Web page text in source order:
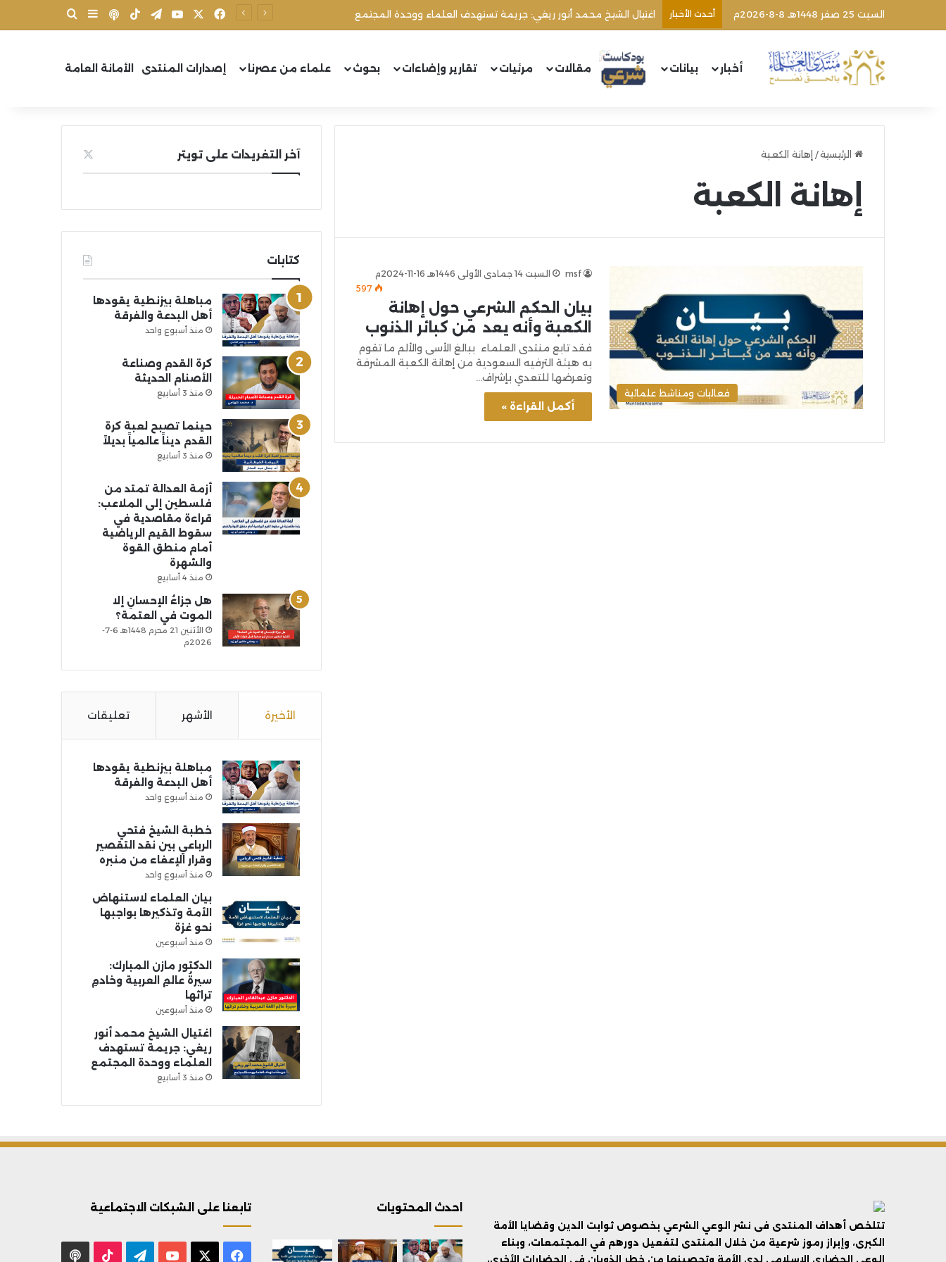
السبت 25 صفر 1448هـ 8-8-2026م أحدث الأخبار اغتيال الشيخ محمد أنور ريغي: جريمة تستهدف العلماء ووحدة المجتمع فيسبوك يوتيوبتيلقرام‫TikTokبودكاستإضافة عمود
أخبار بيانات مقالات مرئيات تقارير وإضاءات بحوث علماء من عصرنا إصدارات المنتدى الأمانة العامة
الرئيسية/ إهانة الكعبة
إهانة الكعبة
فعاليات ومناشط علمائية
msf
السبت 14 جمادى الأولى 1446هـ 16-11-2024م
597
بيان الحكم الشرعي حول إهانة
الكعبة وأنه يعد من كبائر الذنوب
فقد تابع منتدى العلماء ببالغ الأسى والألم ما تقوم
به هيئة الترفيه السعودية من إهانة الكعبة المشرفة
وتعرضها للتعدي بإشراف…
أكمل القراءة »
آخر التغريدات على تويتر
كتابات
مباهلة بيزنطية يقودها
أهل البدعة والفرقة
منذ أسبوع واحد
كرة القدم وصناعة
الأصنام الحديثة
منذ 3 أسابيع
حينما تصبح لعبة كرة
القدم ديناً عالمياً بديلاً
منذ 3 أسابيع
أزمة العدالة تمتد من
فلسطين إلى الملاعب:
قراءة مقاصدية في
سقوط القيم الرياضية
أمام منطق القوة
والشهرة
منذ 4 أسابيع
هل جزاءُ الإحسانِ إلا
الموت في العتمة؟
الأثنين 21 محرم 1448هـ 6-7-
2026م
الأخيرة الأشهر تعليقات
مباهلة بيزنطية يقودها
أهل البدعة والفرقة
منذ أسبوع واحد
خطبة الشيخ فتحي
الرباعي بين نقد التقصير
وقرار الإعفاء من منبره
منذ أسبوع واحد
بيان العلماء لاستنهاض
الأمة وتذكيرها بواجبها
نحو غزة
منذ أسبوعين
الدكتور مازن المبارك:
سيرةُ عالمِ العربية وخادمِ
تراثها
منذ أسبوعين
اغتيال الشيخ محمد أنور
ريغي: جريمة تستهدف
العلماء ووحدة المجتمع
منذ 3 أسابيع
تتلخص أهداف المنتدى فى نشر الوعي الشرعي بخصوص ثوابت الدين وقضايا الأمة
الكبرى، وإبراز رموز شرعية من خلال المنتدى لتفعيل دورهم في المجتمعات، وبناء
الوعي الحضاري الإسلامي لدى الأمة وتحصينها من خطر الذوبان في الحضارات الأخرى،
احدث المحتويات تابعنا على الشبكات الاجتماعية
فيسبوك يوتيوب تيلقرام ‫TikTok